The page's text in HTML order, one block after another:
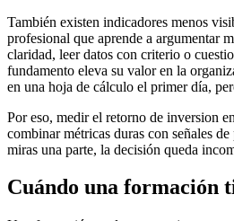
También existen indicadores menos
profesional que aprende a argumentar
claridad, leer datos con criterio o
fundamento eleva su valor en la
en una hoja de cálculo el primer día,
Por eso, medir el retorno de inversion
combinar métricas duras con señales
miras una parte, la decisión queda
Cuándo una formación